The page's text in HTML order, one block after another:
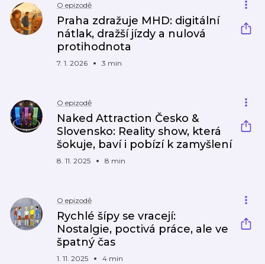
O epizodě
Praha zdražuje MHD: digitální
nátlak, dražší jízdy a nulová
protihodnota
7. 1. 2026 3 min
O epizodě
Naked Attraction Česko &
Slovensko: Reality show, která
šokuje, baví i pobízí k zamyšlení
8. 11. 2025 8 min
O epizodě
Rychlé šípy se vracejí:
Nostalgie, poctivá práce, ale ve
špatný čas
1. 11. 2025 4 min